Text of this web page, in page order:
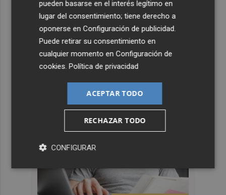
pueden basarse en el interés legítimo en
lugar del consentimiento; tiene derecho a
oponerse enConfiguración de publicidad
Puede retirar su consentimiento en
cualquier momento enConfiguración de
cookies .Política de privacidad
ACEPTAR TODO
RECHAZAR TODO
CONFIGURAR